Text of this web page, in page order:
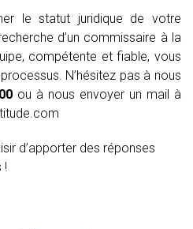
le statut juridique de votre
d’un commissaire à la
compétente et fiable, vous
N’hésitez pas à nous
ou à nous envoyer un mail à
d’apporter des réponses
!